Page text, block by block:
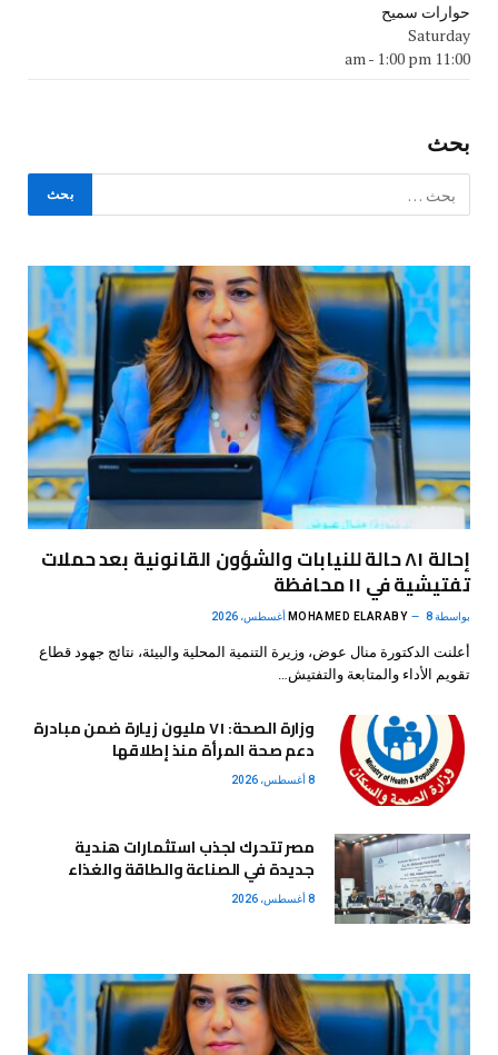
حوارات سميح
Saturday
11:00 am
- 1:00 pm
بحث
إحالة ٨١ حالة للنيابات والشؤون القانونية بعد حملات
تفتيشية في ١١ محافظة
بواسطة MOHAMED ELARABY 8 أغسطس، 2026
أعلنت الدكتورة منال عوض، وزيرة التنمية المحلية والبيئة، نتائج جهود قطاع
تقويم الأداء والمتابعة والتفتيش…
وزارة الصحة: ٧١ مليون زيارة ضمن مبادرة
دعم صحة المرأة منذ إطلاقها
8 أغسطس، 2026
مصر تتحرك لجذب استثمارات هندية
جديدة في الصناعة والطاقة والغذاء
8 أغسطس، 2026